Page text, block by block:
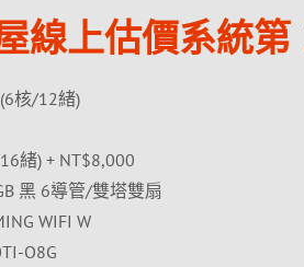
線上估價系統第
核/12緒)
緒) + NT$8,000
黑 6導管/雙塔雙扇
WIFI W
O8G